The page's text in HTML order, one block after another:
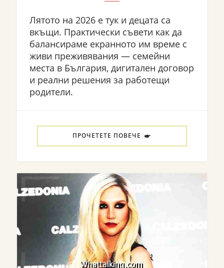
Лятото на 2026 е тук и децата са
вкъщи. Практически съвети как да
балансираме екранното им време с
живи преживявания — семейни
места в България, дигитален договор
и реални решения за работещи
родители.
ПРОЧЕТЕТЕ ПОВЕЧЕ